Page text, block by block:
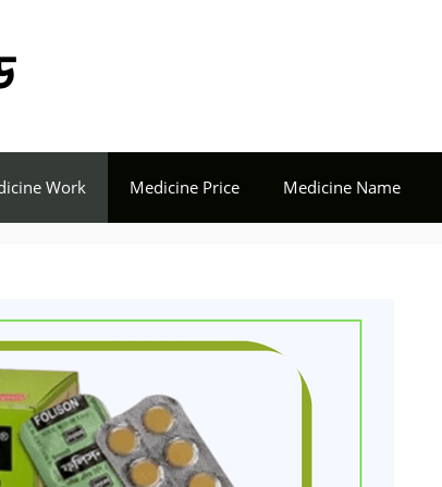
Work Medicine Price Medicine Name